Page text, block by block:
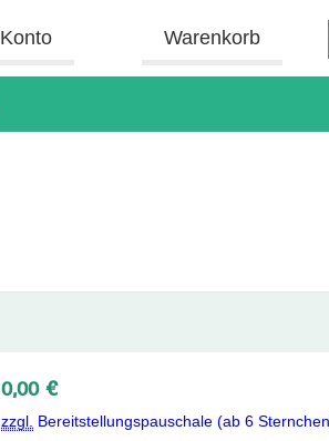
Konto Warenkorb
0,00 €
zzgl. Bereitstellungspauschale (ab 6